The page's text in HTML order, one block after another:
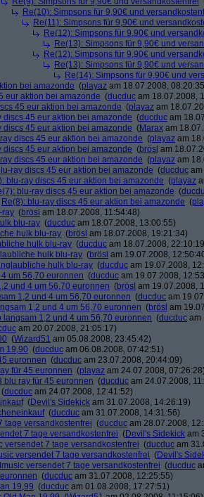
Re(10): Simpsons für 9,90€ und
Re(11): Simpsons für 9,90€ und
Re(12): Simpsons für 9,90€ und
Re(13): Simpsons für 9,90€ und
Re(12): Simpsons für 9,90€ und
Re(13): Simpsons für 9,90€ und
Re(14): Simpsons für 9,90€ und
bei amazonde (playaz am 18.07.2008,
eur aktion bei amazonde (ducduc am 18.07.2008,
45 eur aktion bei amazonde (playaz am
discs 45 eur aktion bei amazonde (ducduc am
discs 45 eur aktion bei amazonde (Marax am
discs 45 eur aktion bei amazonde (playaz am
discs 45 eur aktion bei amazonde (brösl am
discs 45 eur aktion bei amazonde (playaz am
ray discs 45 eur aktion bei amazonde (ducduc
blu-ray discs 45 eur aktion bei amazonde (playaz
blu-ray discs 45 eur aktion bei amazonde (
Re(8): blu-ray discs 45 eur aktion bei amazonde (
ray (brösl am 18.07.2008, 11:54:48)
blu-ray (ducduc am 18.07.2008, 13:00:55)
hulk blu-ray (brösl am 18.07.2008, 19:21:34)
hulk blu-ray (ducduc am 18.07.2008,
hulk blu-ray (brösl am 19.07.2008,
hulk blu-ray (ducduc am 19.07.2008,
um 56,70 euronnen (ducduc am 19.07.2008,
und 4 um 56,70 euronnen (brösl am 19.07.2008,
1,2 und 4 um 56,70 euronnen (ducduc am
1,2 und 4 um 56,70 euronnen (brösl am
langsam 1,2 und 4 um 56,70 euronnen (ducduc am
am 20.07.2008, 21:05:17)
(Wizard51 am 05.08.2008, 23:45:42)
19,90 (ducduc am 06.08.2008, 07:42:51)
euronnen (ducduc am 23.07.2008, 20:44:09)
für 45 euronnen (playaz am 24.07.2008,
blu ray für 45 euronnen (ducduc am 24.07.2008,
ducduc am 24.07.2008, 12:41:52)
(Devil's Sidekick am 31.07.2008, 14:26:19)
(ducduc am 31.07.2008, 14:31:56)
tage versandkostenfrei (ducduc am 28.07.2008,
7 tage versandkostenfrei (Devil's Sidekick am
versendet 7 tage versandkostenfrei (ducduc am
versendet 7 tage versandkostenfrei (Devil's
versendet 7 tage versandkostenfrei (ducduc
(ducduc am 31.07.2008, 12:25:55)
19,99 (ducduc am 01.08.2008, 17:27:51)